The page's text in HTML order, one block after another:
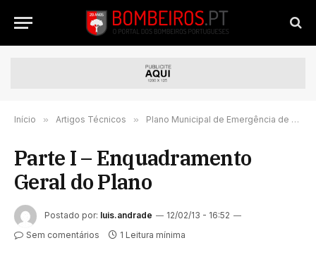
Início » Artigos Técnicos » Plano Municipal de Emergência de Proteção Civil de Santiago do Cacém
Parte I – Enquadramento
Geral do Plano
Postado por: luis.andrade
12/02/13 - 16:52
Sem comentários
1 Leitura mínima